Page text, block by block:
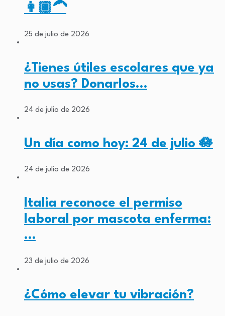
👩🏾‍🦱
25 de julio de 2026
¿Tienes útiles escolares que ya
no usas? Donarlos…
24 de julio de 2026
Un día como hoy: 24 de julio 🪷
24 de julio de 2026
Italia reconoce el permiso
laboral por mascota enferma:
…
23 de julio de 2026
¿Cómo elevar tu vibración?